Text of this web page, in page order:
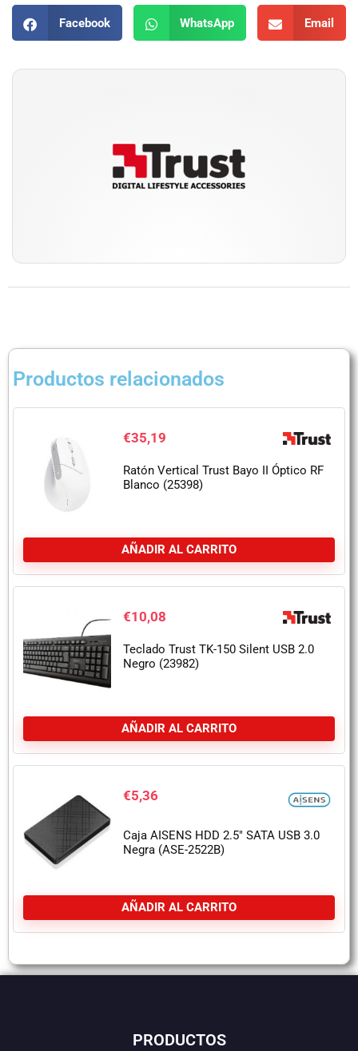
Facebook WhatsApp Email
Productos relacionados
€35,19
Ratón Vertical Trust Bayo II Óptico RF
Blanco (25398)
AÑADIR AL CARRITO
€10,08
Teclado Trust TK-150 Silent USB 2.0
Negro (23982)
AÑADIR AL CARRITO
€5,36
Caja AISENS HDD 2.5″ SATA USB 3.0
Negra (ASE-2522B)
AÑADIR AL CARRITO
PRODUCTOS